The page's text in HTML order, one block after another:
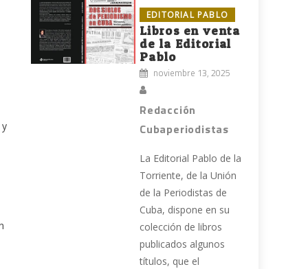
EDITORIAL PABLO
Libros en venta
de la Editorial
Pablo
noviembre 13, 2025
Redacción
Cubaperiodistas
La Editorial Pablo de la
Torriente, de la Unión
de la Periodistas de
Cuba, dispone en su
colección de libros
publicados algunos
títulos, que el